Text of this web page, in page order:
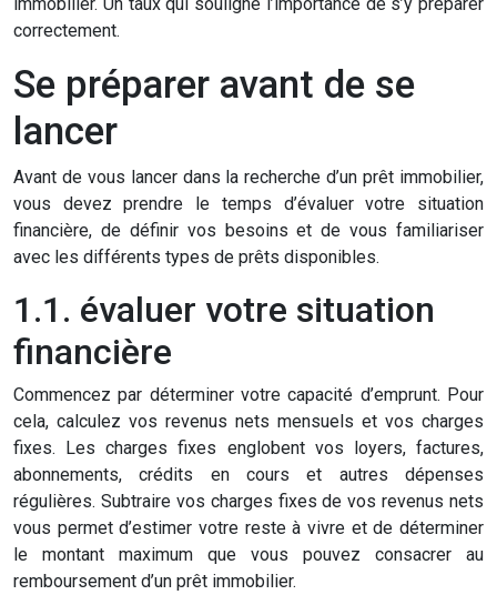
immobilier. Un taux qui souligne l’importance de s’y préparer
correctement.
Se préparer avant de se
lancer
Avant de vous lancer dans la recherche d’un prêt immobilier,
vous devez prendre le temps d’évaluer votre situation
financière, de définir vos besoins et de vous familiariser
avec les différents types de prêts disponibles.
1.1. évaluer votre situation
financière
Commencez par déterminer votre capacité d’emprunt. Pour
cela, calculez vos revenus nets mensuels et vos charges
fixes. Les charges fixes englobent vos loyers, factures,
abonnements, crédits en cours et autres dépenses
régulières. Subtraire vos charges fixes de vos revenus nets
vous permet d’estimer votre reste à vivre et de déterminer
le montant maximum que vous pouvez consacrer au
remboursement d’un prêt immobilier.